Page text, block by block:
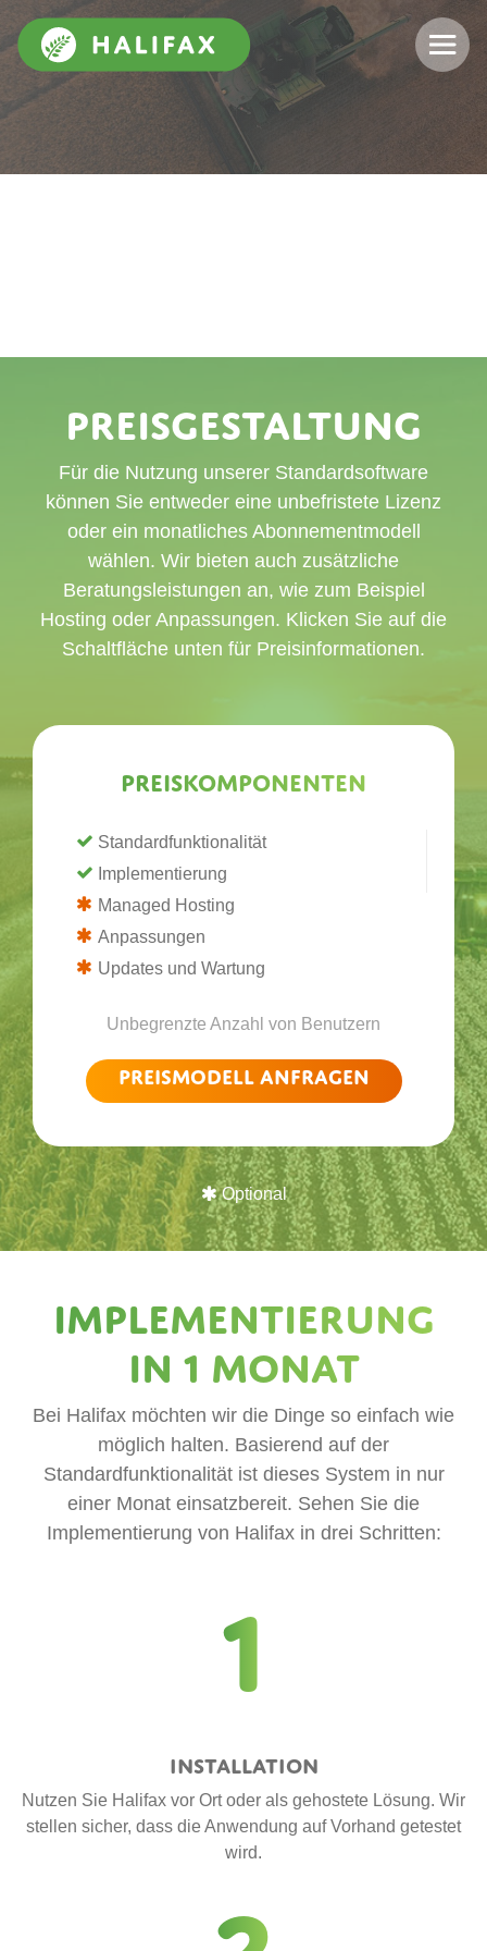
Preisgestaltung
Für die Nutzung unserer Standardsoftware
können Sie entweder eine unbefristete Lizenz
oder ein monatliches Abonnementmodell
wählen. Wir bieten auch zusätzliche
Beratungsleistungen an, wie zum Beispiel
Hosting oder Anpassungen. Klicken Sie auf die
Schaltfläche unten für Preisinformationen.
Preiskomponenten
Standardfunktionalität
Implementierung
Managed Hosting
Anpassungen
Updates und Wartung
Unbegrenzte Anzahl von Benutzern
Preismodell anfragen
Optional
Implementierung
in 1 Monat
Bei Halifax möchten wir die Dinge so einfach wie
möglich halten. Basierend auf der
Standardfunktionalität ist dieses System in nur
einer Monat einsatzbereit. Sehen Sie die
Implementierung von Halifax in drei Schritten:
1
Installation
Nutzen Sie Halifax vor Ort oder als gehostete Lösung. Wir
stellen sicher, dass die Anwendung auf Vorhand getestet
wird.